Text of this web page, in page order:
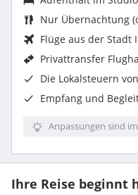
Nur Übernachtung
Flüge aus der Stadt
Privattransfer
Die Lokalsteuern
Empfang und
Anpassungen sind
Ihre Reise beginnt